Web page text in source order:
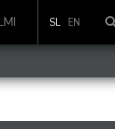
SL EN